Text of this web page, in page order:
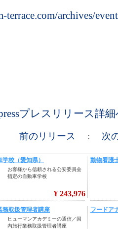
terrace.com/archives/
プレスリリース詳
前のリリース : 次